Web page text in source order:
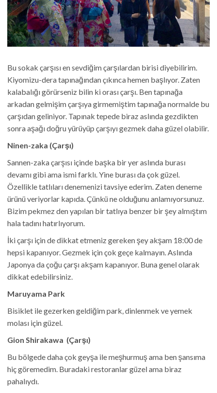
Bu sokak çarşısı en sevdiğim çarşılardan birisi diyebilirim.
Kiyomizu-dera tapınağından çıkınca hemen başlıyor. Zaten
kalabalığı görürseniz bilin ki orası çarşı. Ben tapınağa
arkadan gelmişim çarşıya girmemiştim tapınağa normalde bu
çarşıdan geliniyor. Tapınak tepede biraz aslında gezdikten
sonra aşağı doğru yürüyüp çarşıyı gezmek daha güzel olabilir.
Ninen-zaka (Çarşı)
Sannen-zaka çarşısı içinde başka bir yer aslında burası
devamı gibi ama ismi farklı. Yine burası da çok güzel.
Özellikle tatlıları denemenizi tavsiye ederim. Zaten deneme
ürünü veriyorlar kapıda. Çünkü ne olduğunu anlamıyorsunuz.
Bizim pekmez den yapılan bir tatlıya benzer bir şey almıştım
hala tadını hatırlıyorum.
İki çarşı için de dikkat etmeniz gereken şey akşam 18:00 de
hepsi kapanıyor. Gezmek için çok geçe kalmayın. Aslında
Japonya da çoğu çarşı akşam kapanıyor. Buna genel olarak
dikkat edebilirsiniz.
Maruyama Park
Bisiklet ile gezerken geldiğim park, dinlenmek ve yemek
molası için güzel.
Gion Shirakawa (Çarşı)
Bu bölgede daha çok geyşa ile meşhurmuş ama ben şansıma
hiç göremedim. Buradaki restoranlar güzel ama biraz
pahalıydı.